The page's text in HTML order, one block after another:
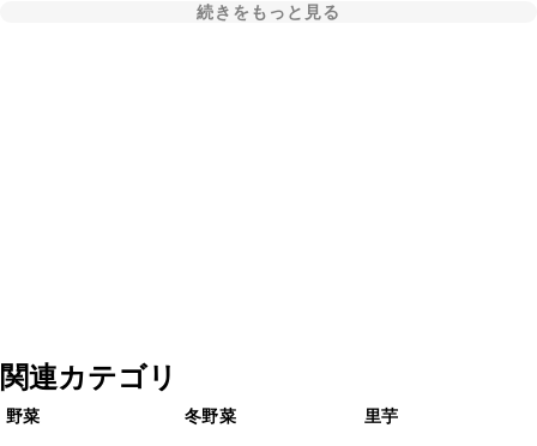
続きをもっと見る
関連カテゴリ
野菜 冬野菜 里芋